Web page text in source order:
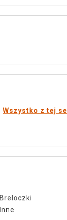
Wszystko z tej
Breloczki
Inne